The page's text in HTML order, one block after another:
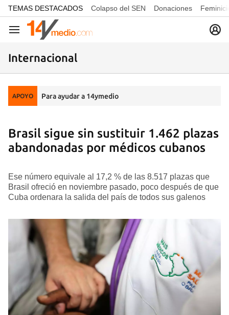
common.go-to-content
TEMAS DESTACADOS Colapso del SEN Donaciones
Navegación
Internacional
APOYO Para ayudar a 14ymedio
Brasil sigue sin sustituir 1.462 plazas
abandonadas por médicos cubanos
Ese número equivale al 17,2 % de las 8.517 plazas que
Brasil ofreció en noviembre pasado, poco después de que
Cuba ordenara la salida del país de todos sus galenos